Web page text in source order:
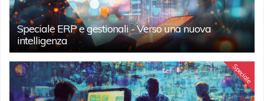
Speciale ERP e gestionali - Verso una nuova
intelligenza
Speciale